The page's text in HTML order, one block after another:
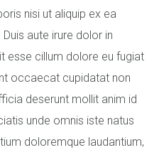
nisi ut aliquip ex ea
aute irure dolor in
esse cillum dolore eu fugiat
occaecat cupidatat non
deserunt mollit anim id
unde omnis iste natus
doloremque laudantium,